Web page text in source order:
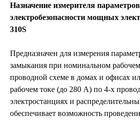
Назначение измерителя параметров
электробезопасности мощных
310S
Предназначен для измерения
замыкания при номинальном
проводной схеме в домах и офисах
рабочем токе (до 280 А) по 4-х
электростанциях и
обеспечивает возможность